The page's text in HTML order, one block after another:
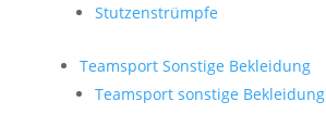
Stutzenstrümpfe
Teamsport Sonstige Bekleidung
Teamsport sonstige Bekleidung